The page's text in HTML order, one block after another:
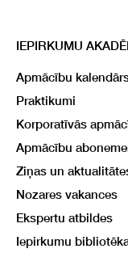
IEPIRKUMU
Apmācību
Praktikumi
Korporatīvās
Apmācību
Ziņas un
Nozares vakances
Ekspertu atbildes
Iepirkumu